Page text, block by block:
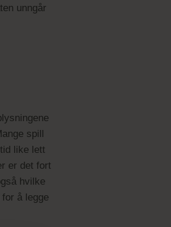
unngår
spill
like lett
er det fort
hvilke
å legge